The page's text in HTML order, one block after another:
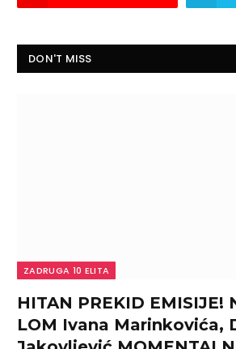
DON'T MISS
ZADRUGA 10 ELITA
HITAN PREKID EMISIJE!
LOM Ivana Marinkovića,